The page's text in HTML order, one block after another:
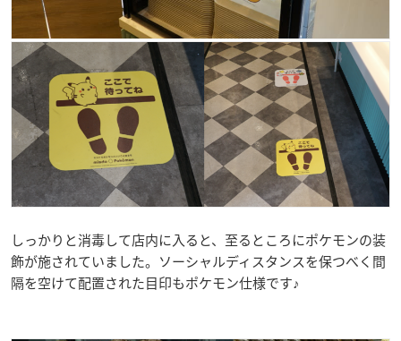
しっかりと消毒して店内に入ると、至るところにポケモンの装
飾が施されていました。ソーシャルディスタンスを保つべく間
隔を空けて配置された目印もポケモン仕様です♪